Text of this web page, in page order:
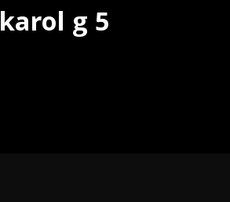
karol g 5